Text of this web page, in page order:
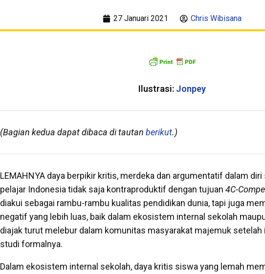
27 Januari 2021 Chris Wibisana
Ilustrasi: Jonpey
(Bagian kedua dapat dibaca di tautan berikut.)
LEMAHNYA daya berpikir kritis, merdeka dan argumentatif dalam
pelajar Indonesia tidak saja kontraproduktif dengan tujuan 4C-
diakui sebagai rambu-rambu kualitas pendidikan dunia, tapi juga
negatif yang lebih luas, baik dalam ekosistem internal sekolah
diajak turut melebur dalam komunitas masyarakat majemuk setelah
studi formalnya.
Dalam ekosistem internal sekolah, daya kritis siswa yang lemah